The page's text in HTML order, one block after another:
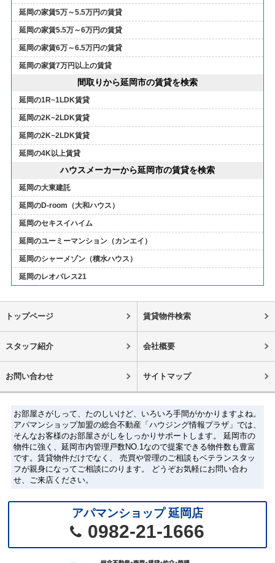
延岡の家賃5万～5.5万円の賃貸
延岡の家賃5.5万～6万円の賃貸
延岡の家賃6万～6.5万円の賃貸
延岡の家賃7万円以上の賃貸
間取りから延岡市の賃貸を検索
延岡の1R~1LDK賃貸
延岡の2K~2LDK賃貸
延岡の2K~2LDK賃貸
延岡の4K以上賃貸
ハウスメーカーから延岡市の賃貸を検索
延岡の大東建託
延岡のD-room（大和ハウス）
延岡のセキスイハイム
延岡のユーミーマンション（カンエイ）
延岡のシャーメゾン（積水ハウス）
延岡のレオパレス21
トップページ 賃貸物件検索
スタッフ紹介 会社概要
お問い合わせ サイトマップ
お部屋さがしって、たのしいけど、いろいろ手間がかかりますよね。
アパマンショップ加盟の総合不動産「ハウジング情報プラザ」では、
そんなお客様のお部屋さがしをしっかりサポートします。 延岡市の
物件に強く、延岡市内管理戸数NO.1なので提案できる物件数も豊富
です。賃貸物件だけでなく、 売買や管理のご相談もベテランスタッ
フが親身になってご相談にのります。 どうぞお気軽にお問い合わ
せ、ご来店ください。
アパマンショップ 延岡店
0982-21-1666